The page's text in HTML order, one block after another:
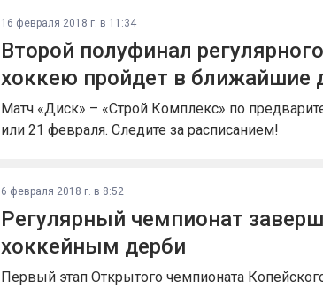
16 февраля 2018 г. в 11:34
Второй полуфинал
хоккею пройдет в ближайшие
Матч «Диск» – «Строй Комплекс» по
или 21 февраля. Следите за расписанием!
6 февраля 2018 г. в 8:52
Регулярный чемпионат
хоккейным дерби
Первый этап Открытого чемпионата